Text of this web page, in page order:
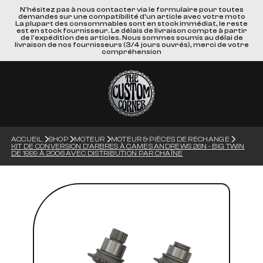
N'hésitez pas à nous contacter via le formulaire pour toutes
demandes sur une compatibilité d'un article avec votre moto
La plupart des consommables sont en stock immédiat, le reste
est en stock fournisseur. Le délais de livraison compte à partir
de l'expédition des articles. Nous sommes soumis au délai de
livraison de nos fournisseurs (3/4 jours ouvrés), merci de votre
compréhension
ACCUEIL SHOP MOTEUR
MOTEUR & PIÈCES DE RECHANGE
KIT DE CONVERSION D'ARBRES À CAMES ANDREWS 26N - BIG TWIN
DE 1999 À 2006 AVEC DISTRIBUTION PAR CHAÎNE